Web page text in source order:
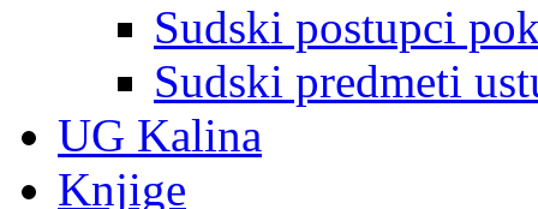
Sudski postupci
Sudski predmeti
UG Kalina
Knjige